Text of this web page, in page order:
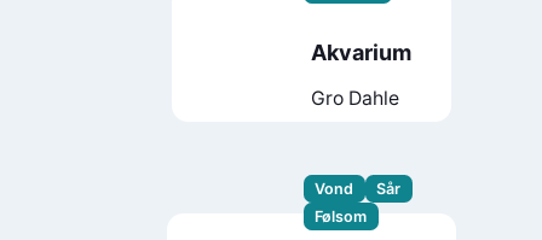
Akvarium
Gro Dahle
Vond
Sår
Følsom